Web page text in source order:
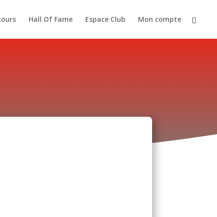
Hall Of Fame Espace Club Mon compte